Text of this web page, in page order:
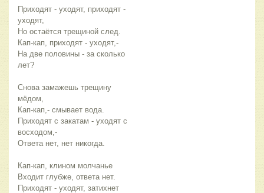
Приходят - уходят, приходят -
уходят,
Но остаётся трещиной след.
Кап-кап, приходят - уходят,-
На две половины - за сколько
лет?
Снова замажешь трещину
мёдом,
Кап-кап,- смывает вода.
Приходят с закатам - уходят с
восходом,-
Ответа нет, нет никогда.
Кап-кап, клином молчанье
Входит глубже, ответа нет.
Приходят - уходят, затихнет